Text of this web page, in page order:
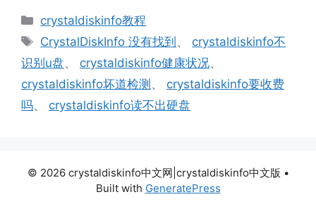
分
类
crystaldiskinfo教程
标
签
CrystalDiskInfo 没有找到、 crystaldiskinfo不
识别u盘、 crystaldiskinfo健康状况、
crystaldiskinfo坏道检测、 crystaldiskinfo要收费
吗、 crystaldiskinfo读不出硬盘
© 2026 crystaldiskinfo中文网|crystaldiskinfo中文版 •
Built with GeneratePress